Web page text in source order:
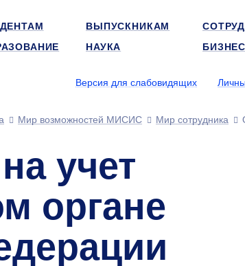
ВЫПУСКНИКАМ
НАУКА
Версия для слабовидящих
Мир возможностей МИСИС Мир сотрудника
учет
органе